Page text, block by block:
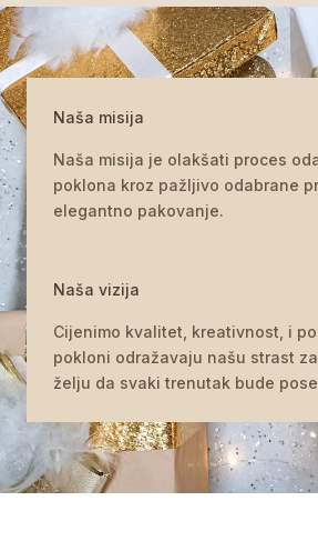
Naša misija
Naša misija je olakšati proces
poklona kroz pažljivo odabrane
elegantno pakovanje.
Naša vizija
Cijenimo kvalitet, kreativnost, i
pokloni odražavaju našu strast
želju da svaki trenutak bude